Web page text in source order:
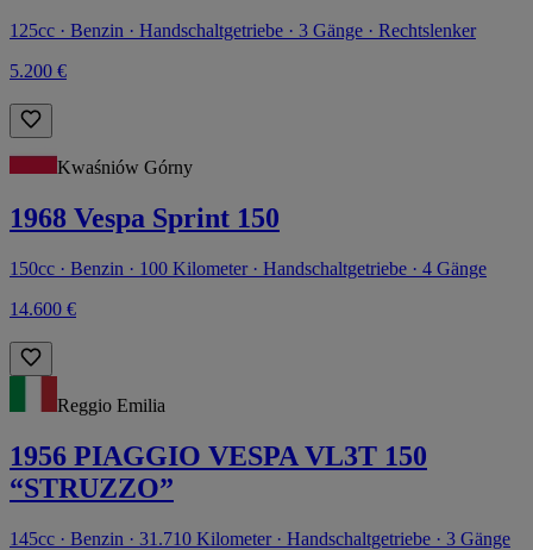
125cc · Benzin · Handschaltgetriebe · 3 Gänge · Rechtslenker
5.200 €
Kwaśniów Górny
1968 Vespa Sprint 150
150cc · Benzin · 100 Kilometer · Handschaltgetriebe · 4 Gänge
14.600 €
Reggio Emilia
1956 PIAGGIO VESPA VL3T 150
“STRUZZO”
145cc · Benzin · 31.710 Kilometer · Handschaltgetriebe · 3 Gänge